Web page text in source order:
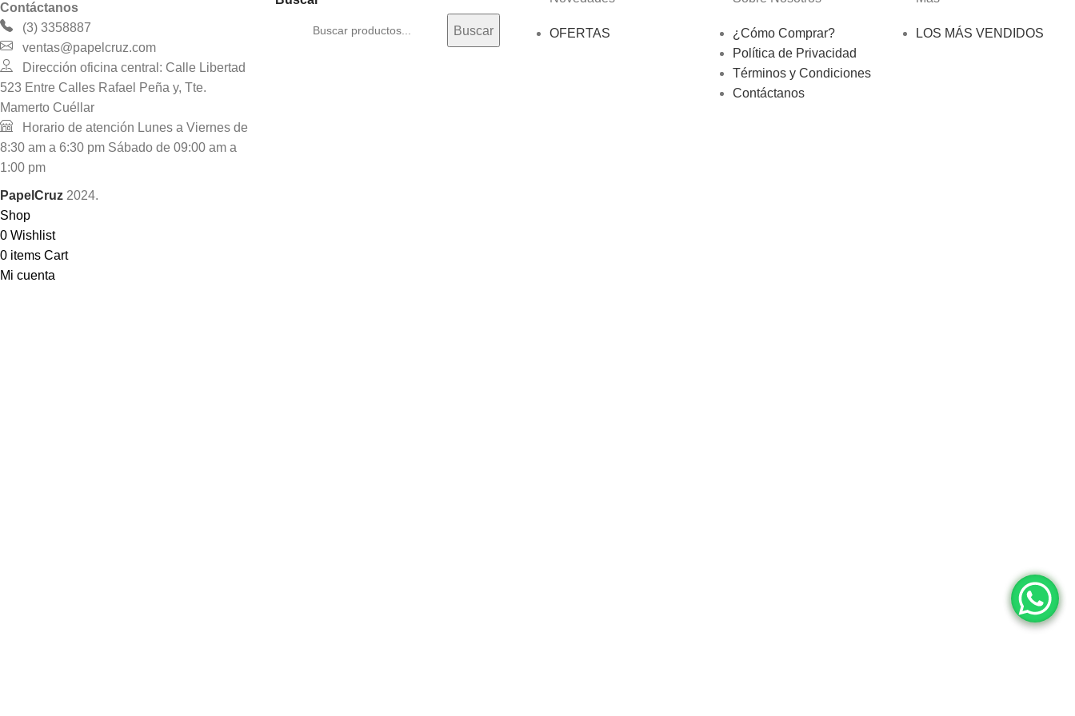
Contáctanos
(3) 3358887
ventas@papelcruz.com
Dirección oficina central: Calle Libertad
523 Entre Calles Rafael Peña y, Tte.
Mamerto Cuéllar
Horario de atención Lunes a Viernes de
8:30 am a 6:30 pm Sábado de 09:00 am a
1:00 pm
Buscar OFERTAS
¿Cómo Comprar?
Política de Privacidad
Términos y Condiciones
Contáctanos
LOS MÁS VENDIDOS
PapelCruz 2024.
Shop
0 Wishlist
0 items Cart
Mi cuenta